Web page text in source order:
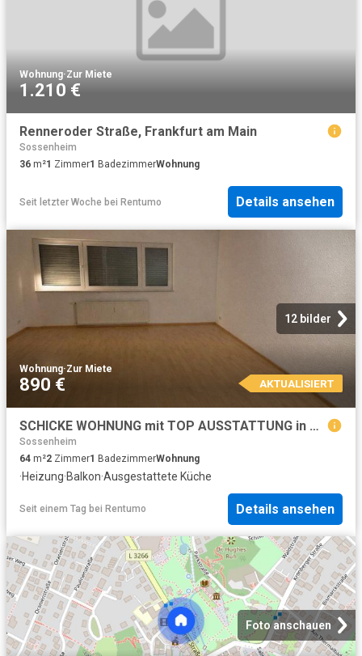
Wohnung·Zur Miete
1.210 €
Renneroder Straße, Frankfurt am Main
Sossenheim
36 m²1 Zimmer1 BadezimmerWohnung
Seit letzter Woche bei Rentumo Details ansehen
12 bilder
Wohnung·Zur Miete
890 € AKTUALISIERT
SCHICKE WOHNUNG mit TOP AUSSTATTUNG in CHARMANTEM WOHNENSEMBLE
Sossenheim
64 m²2 Zimmer1 BadezimmerWohnung
·Heizung·Balkon·Ausgestattete Küche
Seit einem Tag bei Rentumo Details ansehen
Foto anschauen